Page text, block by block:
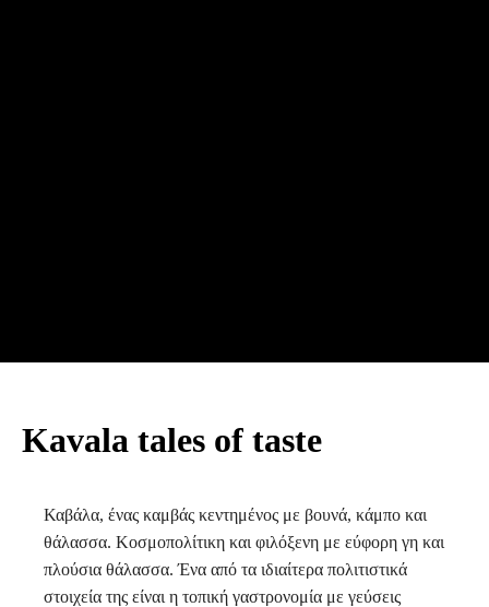
Kavala tales of taste
Καβάλα, ένας καμβάς κεντημένος με βουνά, κάμπο και
θάλασσα. Kοσμοπολίτικη και φιλόξενη με εύφορη γη και
πλούσια θάλασσα. Ένα από τα ιδιαίτερα πολιτιστικά
στοιχεία της είναι η τοπική γαστρονομία με γεύσεις